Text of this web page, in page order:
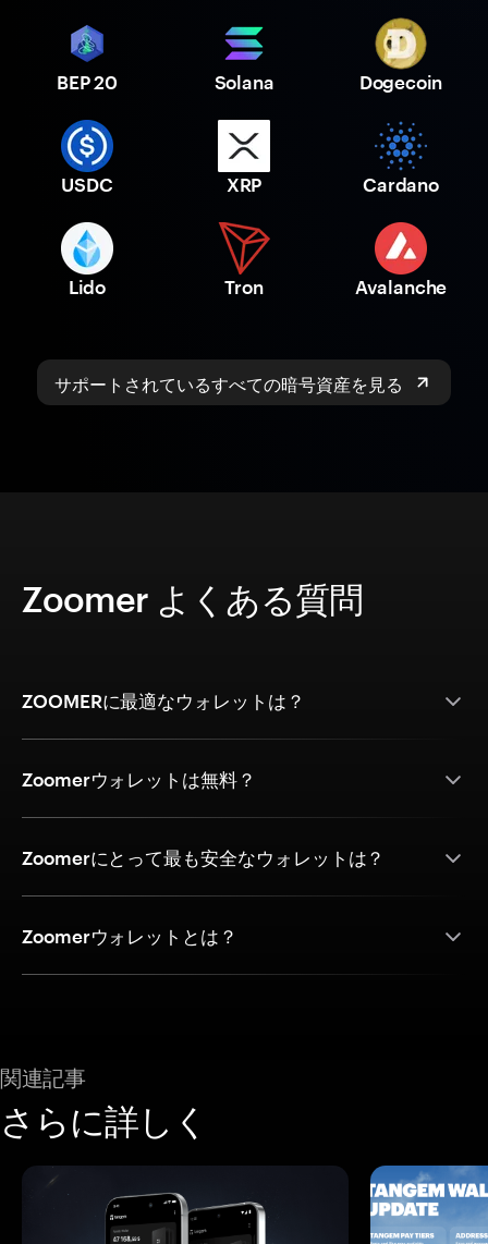
BEP 20 Solana Dogecoin
USDC XRP Cardano
Lido Tron Avalanche
サポートされているすべての暗号資産を見る
Zoomer よくある質問
ZOOMERに最適なウォレットは？
Zoomerウォレットは無料？
Zoomerにとって最も安全なウォレットは？
Zoomerウォレットとは？
関連記事
さらに詳しく